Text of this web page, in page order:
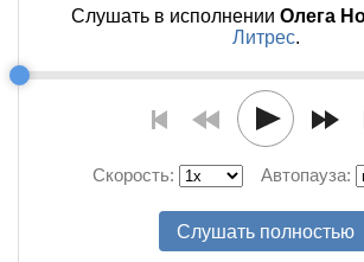
Слушать в исполнении Олега
Литрес.
Скорость: Автопауза:
Слушать полностью